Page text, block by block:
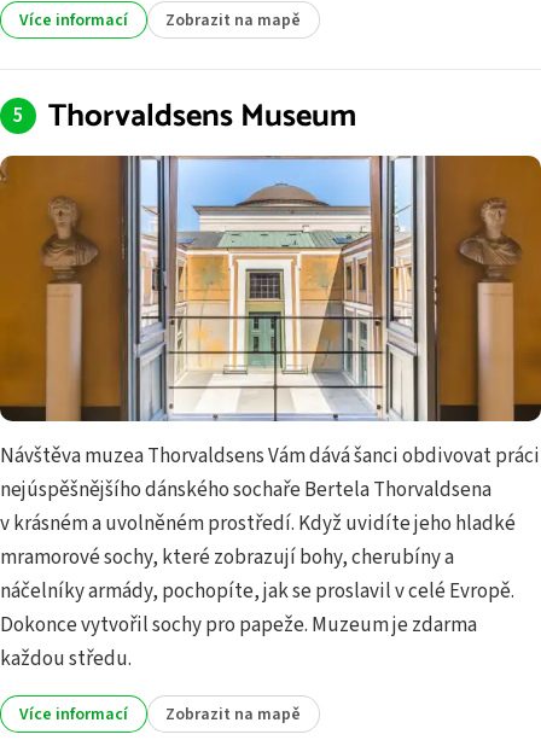
Více informací Zobrazit na mapě
Thorvaldsens Museum
Návštěva muzea Thorvaldsens Vám dává šanci obdivovat práci
nejúspěšnějšího dánského sochaře Bertela Thorvaldsena
v krásném a uvolněném prostředí. Když uvidíte jeho hladké
mramorové sochy, které zobrazují bohy, cherubíny a
náčelníky armády, pochopíte, jak se proslavil v celé Evropě.
Dokonce vytvořil sochy pro papeže. Muzeum je zdarma
každou středu.
Více informací Zobrazit na mapě